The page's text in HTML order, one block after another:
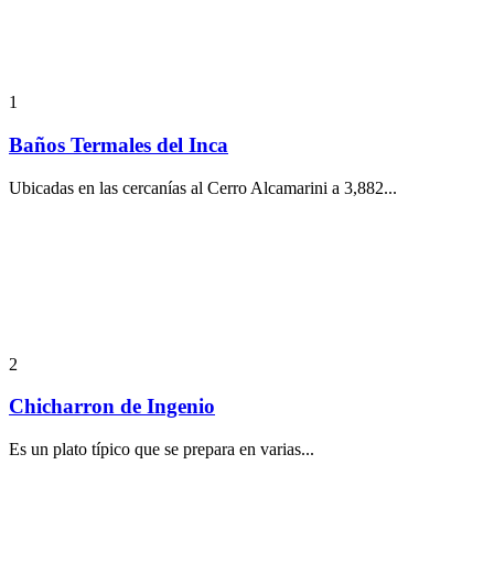
1
Baños Termales del Inca
Ubicadas en las cercanías al Cerro Alcamarini a 3,882...
2
Chicharron de Ingenio
Es un plato típico que se prepara en varias...